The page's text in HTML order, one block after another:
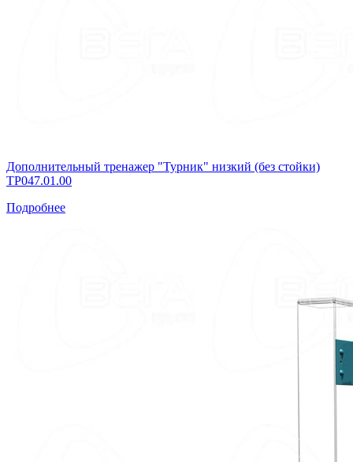
Дополнительный тренажер "Турник" низкий (без стойки)
ТР047.01.00
Подробнее